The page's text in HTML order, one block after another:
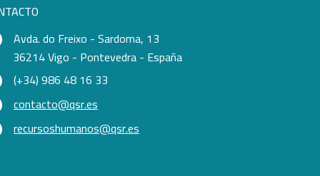
Avda. do Freixo - Sardoma, 13
36214 Vigo - Pontevedra - España
(+34) 986 48 16 33
contacto@qsr.es
recursoshumanos@qsr.es